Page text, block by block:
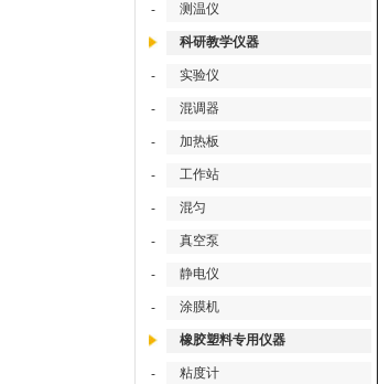
- 测温仪
科研教学仪器
- 实验仪
- 混调器
- 加热板
- 工作站
- 混匀
- 真空泵
- 静电仪
- 涂膜机
橡胶塑料专用仪器
- 粘度计